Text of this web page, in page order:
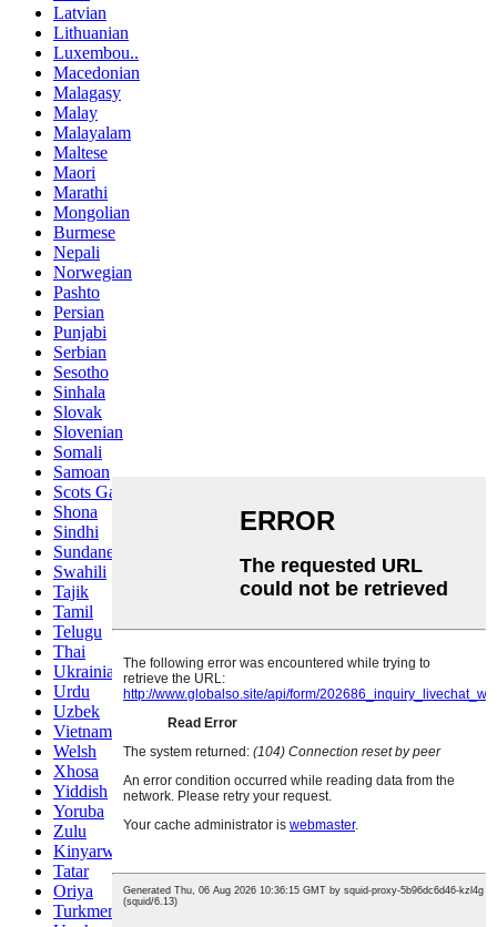
Latvian
Lithuanian
Luxembou..
Macedonian
Malagasy
Malay
Malayalam
Maltese
Maori
Marathi
Mongolian
Burmese
Nepali
Norwegian
Pashto
Persian
Punjabi
Serbian
Sesotho
Sinhala
Slovak
Slovenian
Somali
Samoan
Scots Gaelic
Shona
Sindhi
Sundanese
Swahili
Tajik
Tamil
Telugu
Thai
Ukrainian
Urdu
Uzbek
Vietnamese
Welsh
Xhosa
Yiddish
Yoruba
Zulu
Kinyarwanda
Tatar
Oriya
Turkmen